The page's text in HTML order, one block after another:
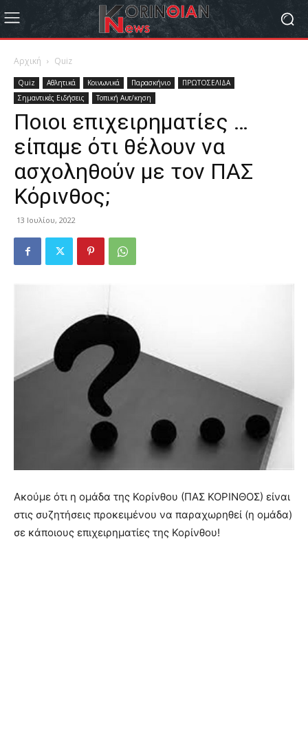
Αρχική Quiz
Quiz Αθλητικά Κοινωνικά Παρασκήνιο
ΠΡΩΤΟΣΕΛΙΔΑ
Σημαντικές Ειδήσεις
Τοπική Αυτ/κηση
Ποιοι επιχειρηματίες …
είπαμε ότι θέλουν να
ασχοληθούν με τον ΠΑΣ
Κόρινθος;
13 Ιουλίου, 2022
Ακούμε ότι η ομάδα της Κορίνθου (ΠΑΣ ΚΟΡΙΝΘΟΣ) είναι
στις συζητήσεις προκειμένου να παραχωρηθεί (η ομάδα)
σε κάποιους επιχειρηματίες της Κορίνθου!